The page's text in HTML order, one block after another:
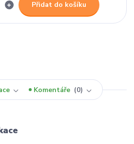
Přidat do košíku
Komentáře 0